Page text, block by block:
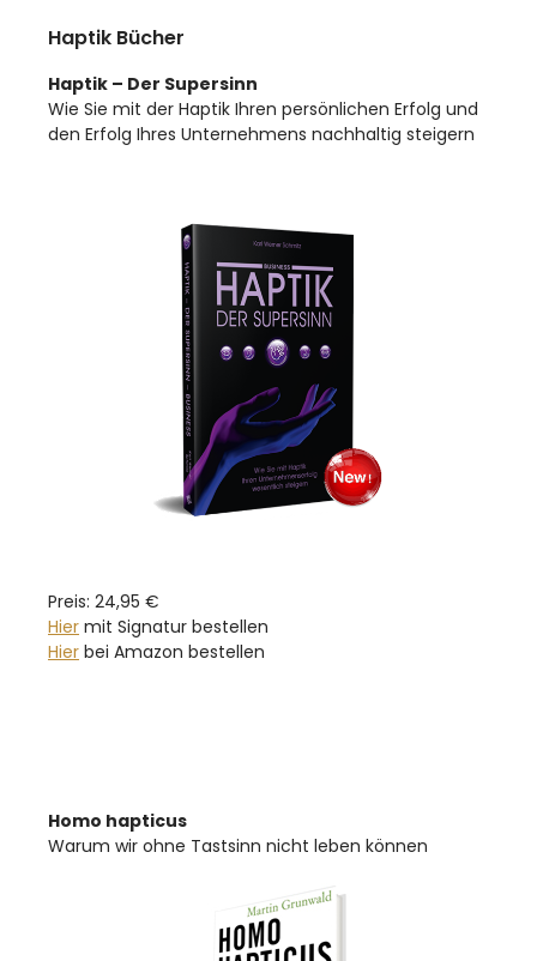
Haptik Bücher
Haptik – Der Supersinn
Wie Sie mit der Haptik Ihren persönlichen Erfolg und
den Erfolg Ihres Unternehmens nachhaltig steigern
Preis: 24,95 €
Hier mit Signatur bestellen
Hier bei Amazon bestellen
Homo hapticus
Warum wir ohne Tastsinn nicht leben können